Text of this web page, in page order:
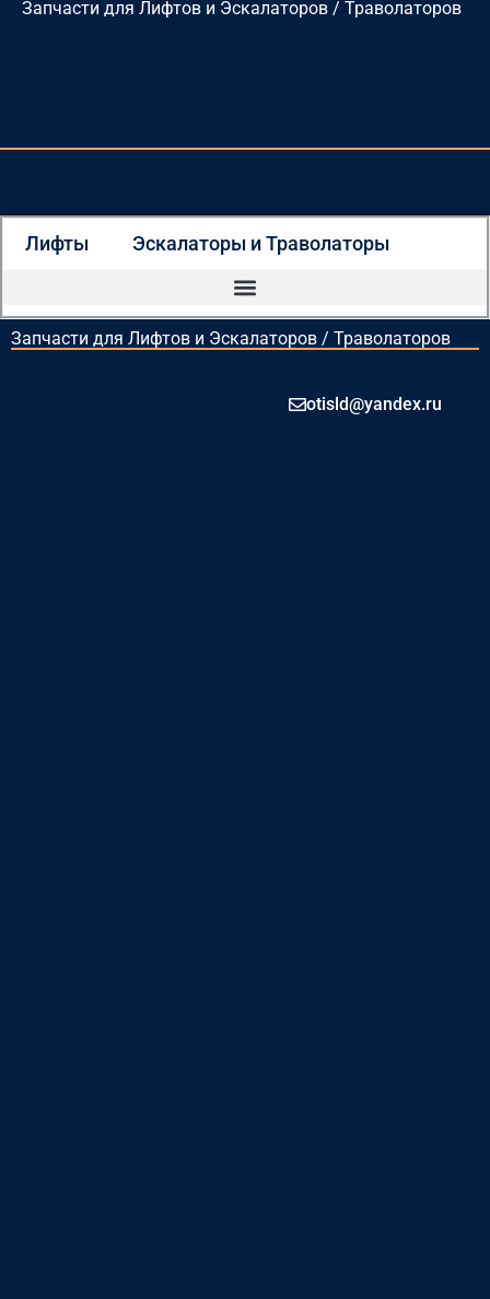
Перейти
Запчасти для Лифтов и Эскалаторов / Траволаторов
Лифты Эскалаторы и Траволаторы
Запчасти для Лифтов и Эскалаторов / Траволаторов
otisld@yandex.ru